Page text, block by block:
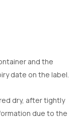
and the
date on the label.
dry, after tightly
due to the